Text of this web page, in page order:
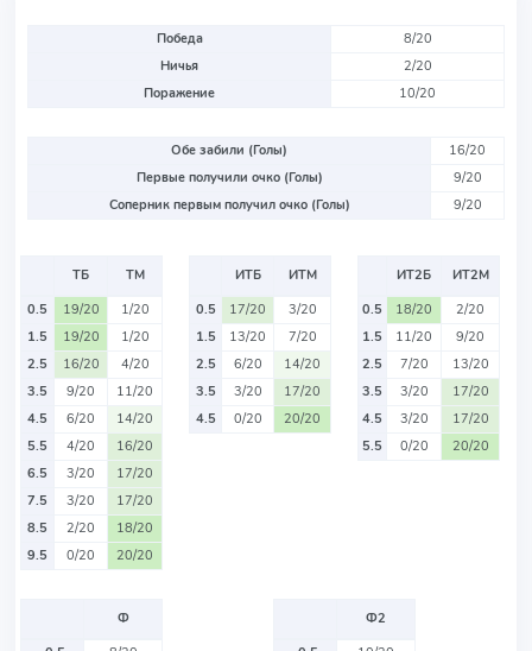
Победа
8/20
Ничья
2/20
Поражение
10/20
Обе забили (Голы)
16/20
Первые получили очко (Голы)
9/20
Соперник первым получил очко (Голы)
9/20
ТБ
ТМ
0.5
19/20
1/20
1.5
19/20
1/20
2.5
16/20
4/20
3.5
9/20
11/20
4.5
6/20
14/20
5.5
4/20
16/20
6.5
3/20
17/20
7.5
3/20
17/20
8.5
2/20
18/20
9.5
0/20 20/20
ИТБ
ИТМ
0.5
17/20
3/20
1.5
13/20
7/20
2.5
6/20
14/20
3.5
3/20
17/20
4.5
0/20 20/20
ИТ2Б
ИТ2М
0.5
18/20
2/20
1.5
11/20
9/20
2.5
7/20
13/20
3.5
3/20
17/20
4.5
3/20
17/20
5.5
0/20 20/20
Ф
Ф2